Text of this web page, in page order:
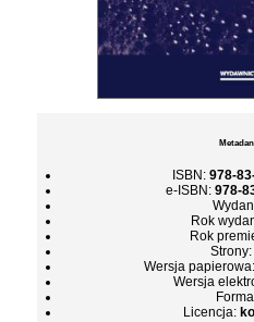
ISBN: 978-
e-ISBN:978-
Rok
Rok
Wersja papierowa:
Wersja
Licencja: